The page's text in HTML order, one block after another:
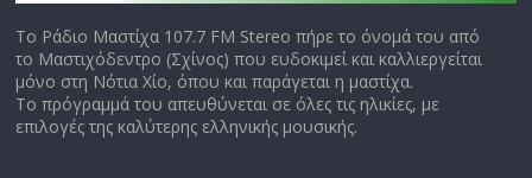
Το Ράδιο Μαστίχα 107.7 FM Stereo πήρε το όνομά του από
το Μαστιχόδεντρο (Σχίνος) που ευδοκιμεί και καλλιεργείται
μόνο στη Νότια Χίο, όπου και παράγεται η μαστίχα.
Το πρόγραμμά του απευθύνεται σε όλες τις ηλικίες, με
επιλογές της καλύτερης ελληνικής μουσικής.